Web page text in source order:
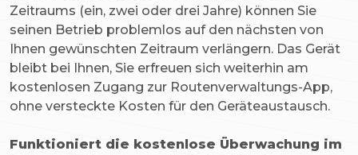
Zeitraums (ein, zwei oder drei Jahre) können Sie
seinen Betrieb problemlos auf den nächsten von
Ihnen gewünschten Zeitraum verlängern. Das Gerät
bleibt bei Ihnen, Sie erfreuen sich weiterhin am
kostenlosen Zugang zur Routenverwaltungs-App,
ohne versteckte Kosten für den Geräteaustausch.
Funktioniert die kostenlose Überwachung im